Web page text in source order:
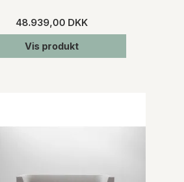
48.939,00 DKK
Vis produkt